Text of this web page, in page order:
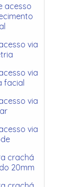
acesso
via
via
facial
via
via
crachá
20mm